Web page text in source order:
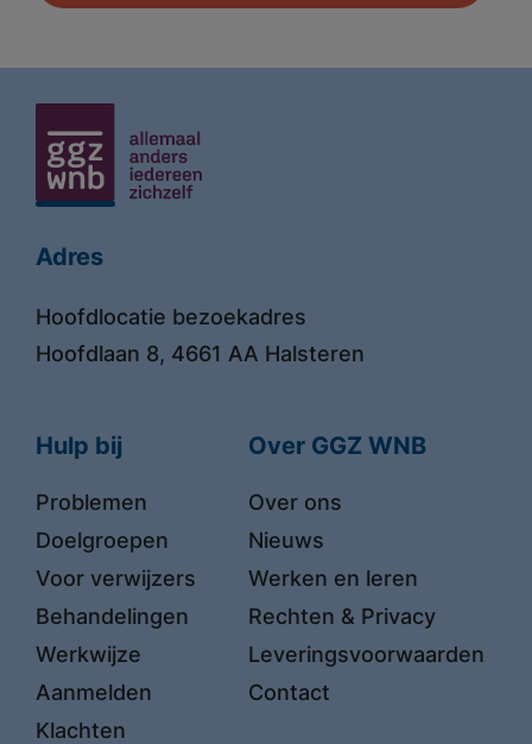
Adres
Hoofdlocatie bezoekadres
Hoofdlaan 8, 4661 AA Halsteren
Hulp bij
Problemen
Doelgroepen
Voor verwijzers
Behandelingen
Werkwijze
Aanmelden
Klachten
Over GGZ WNB
Over ons
Nieuws
Werken en leren
Rechten & Privacy
Leveringsvoorwaarden
Contact